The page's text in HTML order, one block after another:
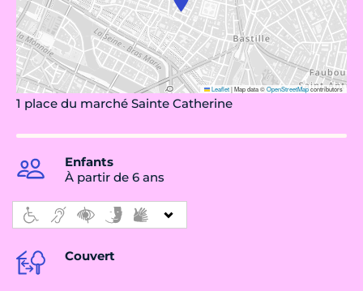
Leaflet|Map data ©OpenStreetMapcontributors
1 place du marché Sainte Catherine
Enfants
À partir de 6 ans
Couvert